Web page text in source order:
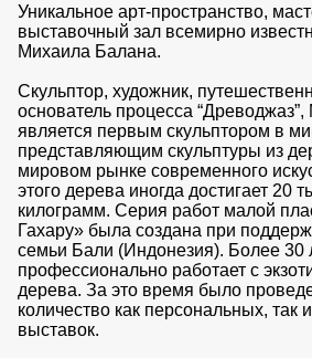
ХОЗ ТОВАРЫ
Sale Новинки
Уникальное арт-пространство,
выставочный зал всемирно
Михаила Балана.
Скульптор, художник,
основатель процесса
является первым скульптором в
представляющим скульптуры из
мировом рынке современного
этого дерева иногда достигает 20
килограмм. Серия работ малой
Гахару» была создана при
семьи Бали (Индонезия). Более 30
профессионально работает с
дерева. За это время было
количество как персональных, так
выставок.